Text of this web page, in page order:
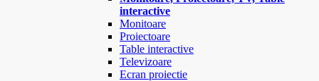
interactive
Monitoare
Proiectoare
Table interactive
Televizoare
Ecran proiectie